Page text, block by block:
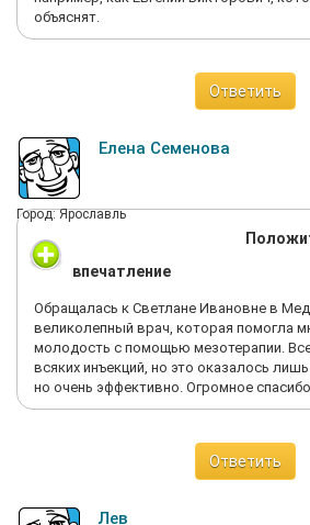
объяснят.
Ответить
Елена Семенова
Город: Ярославль
впечатление
Обращалась к Светлане Ивановне в
великолепный врач, которая помогла
молодость с помощью мезотерапии.
всяких инъекций, но это оказалось
но очень эффективно. Огромное
Ответить
Лев